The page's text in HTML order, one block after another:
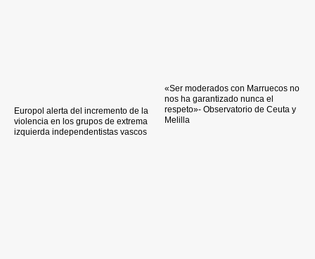
Europol alerta del incremento de la
violencia en los grupos de extrema
izquierda independentistas vascos
«Ser moderados con Marruecos no
nos ha garantizado nunca el
respeto»- Observatorio de Ceuta y
Melilla